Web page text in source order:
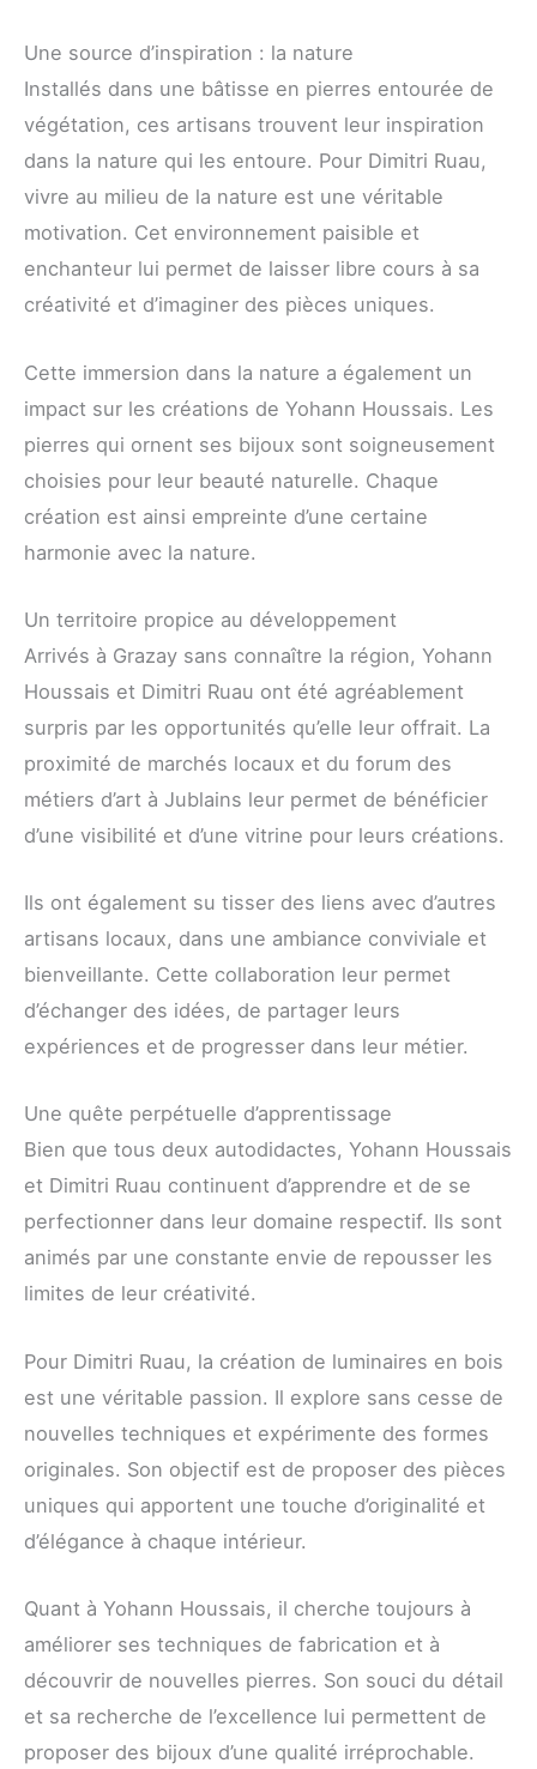
Une source d’inspiration : la nature
Installés dans une bâtisse en pierres entourée de
végétation, ces artisans trouvent leur inspiration
dans la nature qui les entoure. Pour Dimitri Ruau,
vivre au milieu de la nature est une véritable
motivation. Cet environnement paisible et
enchanteur lui permet de laisser libre cours à sa
créativité et d’imaginer des pièces uniques.
Cette immersion dans la nature a également un
impact sur les créations de Yohann Houssais. Les
pierres qui ornent ses bijoux sont soigneusement
choisies pour leur beauté naturelle. Chaque
création est ainsi empreinte d’une certaine
harmonie avec la nature.
Un territoire propice au développement
Arrivés à Grazay sans connaître la région, Yohann
Houssais et Dimitri Ruau ont été agréablement
surpris par les opportunités qu’elle leur offrait. La
proximité de marchés locaux et du forum des
métiers d’art à Jublains leur permet de bénéficier
d’une visibilité et d’une vitrine pour leurs créations.
Ils ont également su tisser des liens avec d’autres
artisans locaux, dans une ambiance conviviale et
bienveillante. Cette collaboration leur permet
d’échanger des idées, de partager leurs
expériences et de progresser dans leur métier.
Une quête perpétuelle d’apprentissage
Bien que tous deux autodidactes, Yohann Houssais
et Dimitri Ruau continuent d’apprendre et de se
perfectionner dans leur domaine respectif. Ils sont
animés par une constante envie de repousser les
limites de leur créativité.
Pour Dimitri Ruau, la création de luminaires en bois
est une véritable passion. Il explore sans cesse de
nouvelles techniques et expérimente des formes
originales. Son objectif est de proposer des pièces
uniques qui apportent une touche d’originalité et
d’élégance à chaque intérieur.
Quant à Yohann Houssais, il cherche toujours à
améliorer ses techniques de fabrication et à
découvrir de nouvelles pierres. Son souci du détail
et sa recherche de l’excellence lui permettent de
proposer des bijoux d’une qualité irréprochable.